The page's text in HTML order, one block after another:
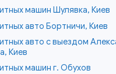
машин Шулявка, Киев
авто Бортничи, Киев
авто с выездом
Киев
машин г. Обухов